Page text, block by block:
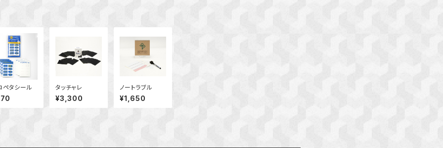
ペタシール タッチャレ
¥3,300
ノートラブル
¥1,650